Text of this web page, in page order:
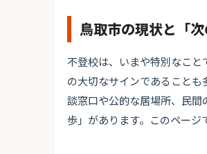
鳥取市の現状と「次
不登校は、いまや特別なこ
の大切なサインであること
談窓口や公的な居場所、民
歩」があります。このページ